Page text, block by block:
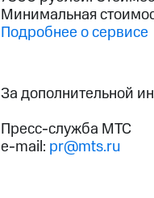
Минимальная
Подробнее о сервисе
За дополнительной
Пресс-служба МТС
e-mail: pr@mts.ru